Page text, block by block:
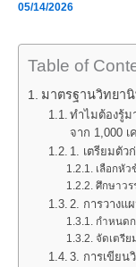
05/14/2026
Table of
มาตรฐานวิทยา
ทำไมต้องรู้
จาก 1,000 เ
1. เตรียมตัว
เลือกหั
ศึกษาวร
2. การวางแ
กำหนดก
จัดเตรีย
3. การเขียน